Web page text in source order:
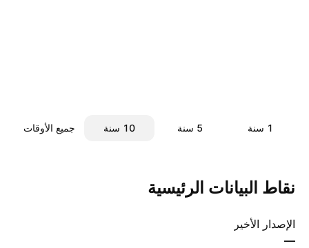
‎1‎ سنة ‎5‎ سنة ‎10‎ سنة جميع الأوقات
نقاط البيانات الرئيسية
الإصدار الأخير
—